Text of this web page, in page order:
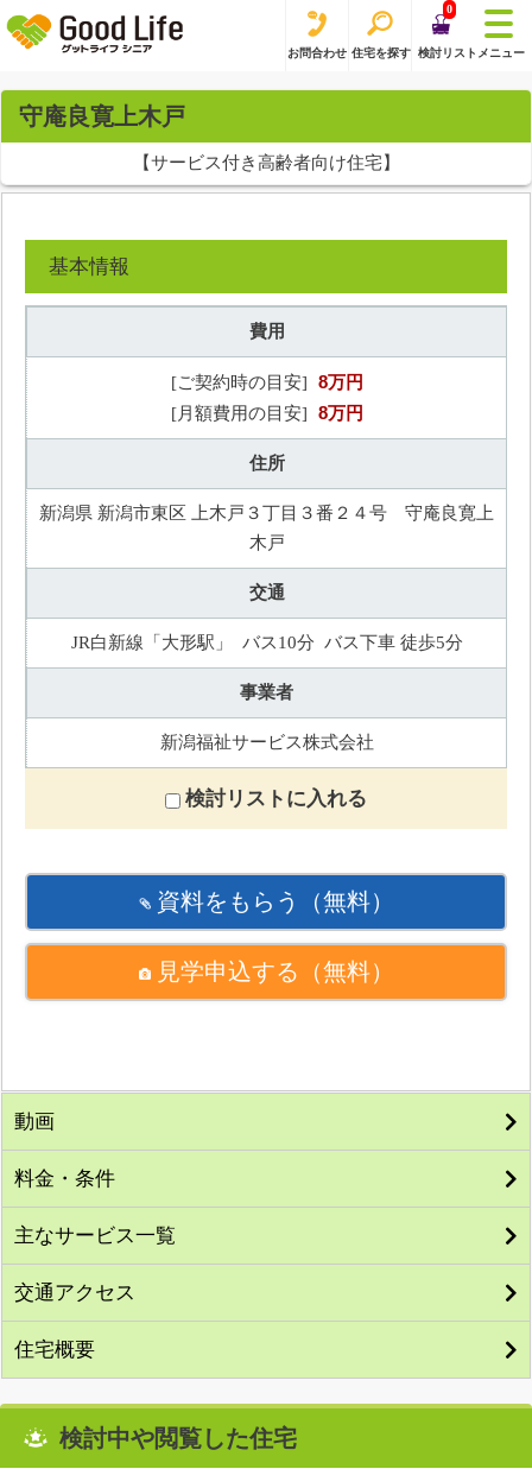
お問合わせ 住宅を探す
0
検討リスト メニュー
守庵良寛上木戸
【サービス付き高齢者向け住宅】
基本情報
費用
[ご契約時の目安] 8万円
[月額費用の目安] 8万円
住所
新潟県 新潟市東区 上木戸３丁目３番２４号 守庵良寛上
木戸
交通
JR白新線「大形駅」 バス10分 バス下車 徒歩5分
事業者
新潟福祉サービス株式会社
検討リストに入れる
資料をもらう （無料）
見学申込する （無料）
動画
料金・条件
主なサービス一覧
交通アクセス
住宅概要
検討中や閲覧した住宅